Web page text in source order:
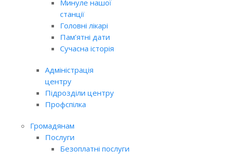
Минуле нашої
станції
Головні лікарі
Пам’ятні дати
Сучасна історія
Адміністрація
центру
Підрозділи центру
Профспілка
Громадянам
Послуги
Безоплатні послуги